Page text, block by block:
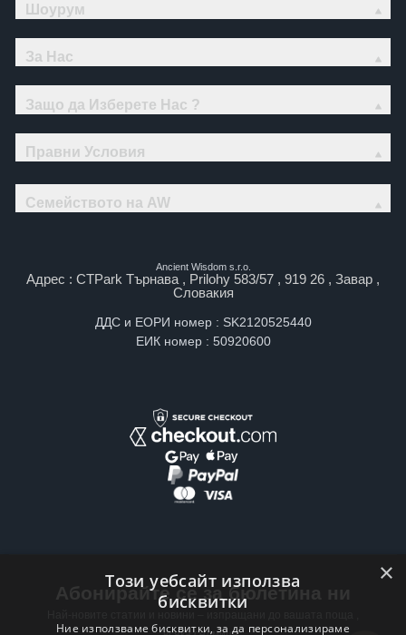
Шоурум
За Нас
Защо да Изберете Нас ?
Правни Условия
Семейството на AW
Ancient Wisdom s.r.o.
Адрес : CTPark Търнава , Prilohy 583/57 , 919 26 , Завар ,
Словакия
ДДС и ЕОРИ номер : SK2120525440
ЕИК номер : 50920600
Абонирайте се за бюлетина ни
×
Този уебсайт използва
бисквитки
Ние използваме бисквитки, за да персонализираме